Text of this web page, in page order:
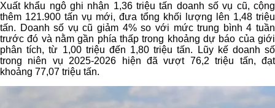
Xuất khẩu ngô ghi nhận 1,36 triệu tấn doanh số vụ cũ, cộng
thêm 121.900 tấn vụ mới, đưa tổng khối lượng lên 1,48 triệu
tấn. Doanh số vụ cũ giảm 4% so với mức trung bình 4 tuần
trước đó và nằm gần phía thấp trong khoảng dự báo của giới
phân tích, từ 1,00 triệu đến 1,80 triệu tấn. Lũy kế doanh số
trong niên vụ 2025-2026 hiện đã vượt 76,2 triệu tấn, đạt
khoảng 77,07 triệu tấn.